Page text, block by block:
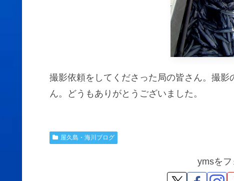
撮影依頼をしてくださった局の皆さん。撮
ん。どうもありがとうございました。
屋久島・海川ブログ
ymsをフ